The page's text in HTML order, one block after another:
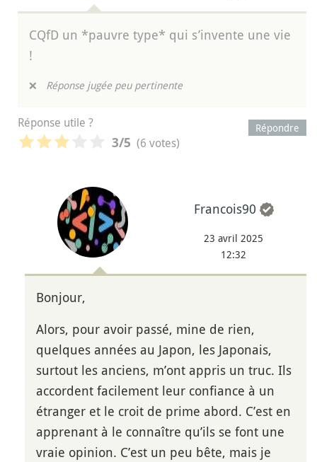
CQfD un *pauvre type* qui s’invente une vie
!
❌ Réponse jugée peu pertinente
Répondre
Réponse utile ?
3/5 (6 votes)
Francois90
23 avril 2025
12:32
Bonjour,
Alors, pour avoir passé, mine de rien,
quelques années au Japon, les Japonais,
surtout les anciens, m’ont appris un truc. Ils
accordent facilement leur confiance à un
étranger et le croit de prime abord. C’est en
apprenant à le connaître qu’ils se font une
vraie opinion. C’est un peu bête, mais je